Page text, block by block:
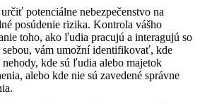
potenciálne nebezpečenstvo na
posúdenie rizika. Kontrola vášho
toho, ako ľudia pracujú a interagujú so
sebou, vám umožní identifikovať, kde
kde sú ľudia alebo majetok
alebo kde nie sú zavedené správne